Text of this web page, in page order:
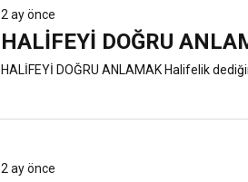
2 ay önce
HALİFEYİ DOĞRU
HALİFEYİ DOĞRU ANLAMAK Halifelik
2 ay önce